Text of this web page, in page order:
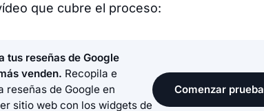
que cubre el proceso:
tus reseñas de Google
venden. Recopila e
reseñas de Google en
sitio web con los widgets de
Comenzar